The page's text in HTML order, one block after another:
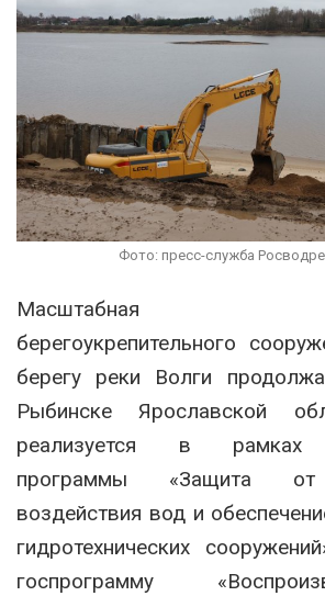
Фото: пресс-служба
Масштабная
берегоукрепительного
берегу реки Волги
Рыбинске Ярославской
реализуется в рамках
программы «Защита от
воздействия вод и
гидротехнических
госпрограмму